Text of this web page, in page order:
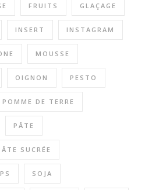
FRUITS GLAÇAGE
INSERT INSTAGRAM
MOUSSE
OIGNON PESTO
POMME DE TERRE
PÂTE
SUCRÉE
SOJA